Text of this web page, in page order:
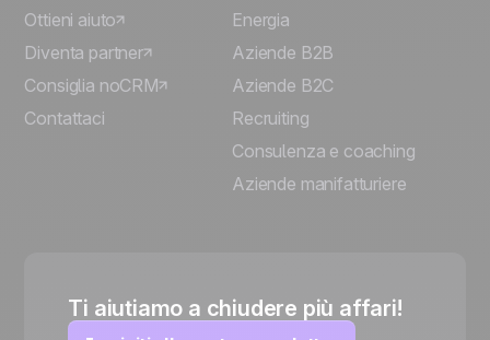
Ottieni aiuto
Diventa partner
Consiglia noCRM
Contattaci
Energia
Aziende B2B
Aziende B2C
Recruiting
Consulenza e coaching
Aziende manifatturiere
Ti aiutiamo a chiudere più affari!